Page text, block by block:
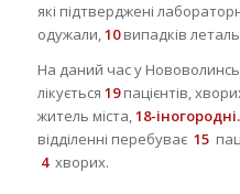
які підтверджені
одужали,10 випадків
На даний час у
лікується 19пацієнтів,
житель міста,18-іногородні.
відділенні перебуває 15
4 хворих.